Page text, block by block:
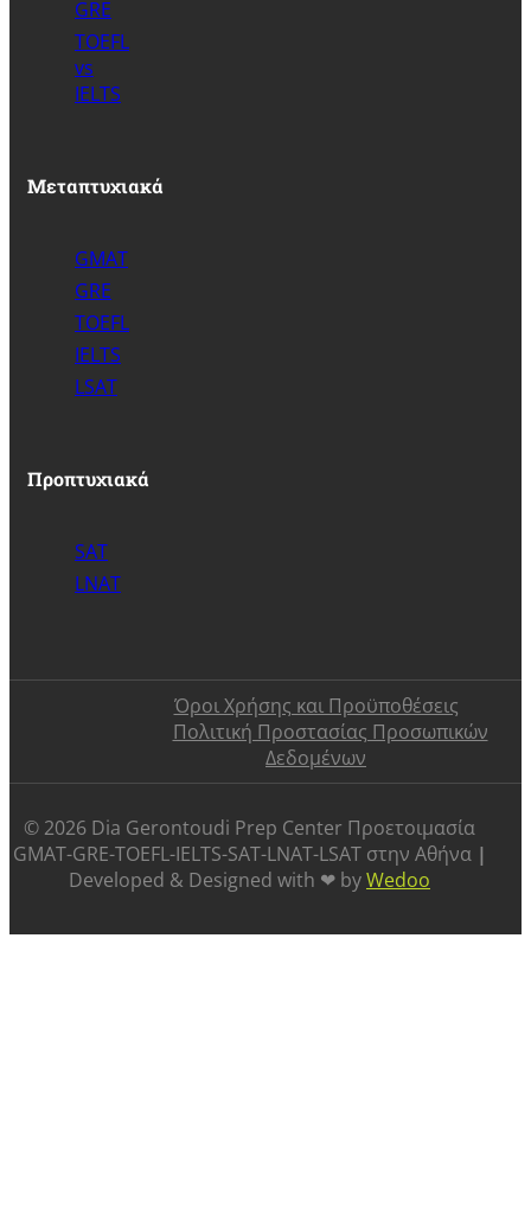
GRE
TOEFL
vs
IELTS
Μεταπτυχιακά
GMAT
GRE
TOEFL
IELTS
LSAT
Προπτυχιακά
SAT
LNAT
Όροι Χρήσης και Προϋποθέσεις
Πολιτική Προστασίας Προσωπικών
Δεδομένων
©️ 2026 Dia Gerontoudi Prep Center Προετοιμασία
GMAT-GRE-TOEFL-IELTS-SAT-LNAT-LSAT στην Αθήνα |
Developed & Designed with ❤ byWedoo